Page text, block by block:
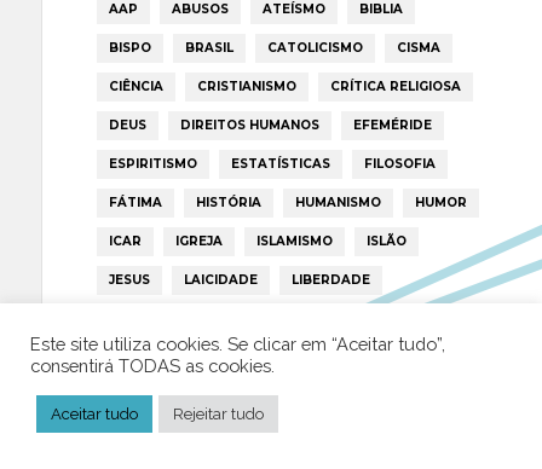
AAP ABUSOS ATEÍSMO BIBLIA
BISPO BRASIL CATOLICISMO CISMA
CIÊNCIA CRISTIANISMO CRÍTICA RELIGIOSA
DEUS DIREITOS HUMANOS EFEMÉRIDE
ESPIRITISMO ESTATÍSTICAS FILOSOFIA
FÁTIMA HISTÓRIA HUMANISMO HUMOR
ICAR IGREJA ISLAMISMO ISLÃO
JESUS LAICIDADE LIBERDADE
MORAL MULHER
PAPA PAPAS PEDOFILIA
PORTUGAL RELIGIÃO
Este site utiliza cookies. Se clicar em “Aceitar tudo”,
consentirá TODAS as cookies.
Aceitar tudo Rejeitar tudo